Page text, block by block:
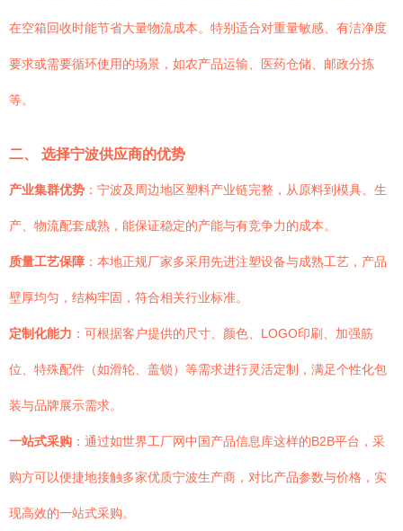
在空箱回收时能节省大量物流成本。特别适合对重量敏感、有洁净度
要求或需要循环使用的场景，如农产品运输、医药仓储、邮政分拣
等。
二、 选择宁波供应商的优势
产业集群优势 ：宁波及周边地区塑料产业链完整，从原料到模具、生
产、物流配套成熟，能保证稳定的产能与有竞争力的成本。
质量工艺保障 ：本地正规厂家多采用先进注塑设备与成熟工艺，产品
壁厚均匀，结构牢固，符合相关行业标准。
定制化能力 ：可根据客户提供的尺寸、颜色、LOGO印刷、加强筋
位、特殊配件（如滑轮、盖锁）等需求进行灵活定制，满足个性化包
装与品牌展示需求。
一站式采购 ：通过如世界工厂网中国产品信息库这样的B2B平台，采
购方可以便捷地接触多家优质宁波生产商，对比产品参数与价格，实
现高效的一站式采购。